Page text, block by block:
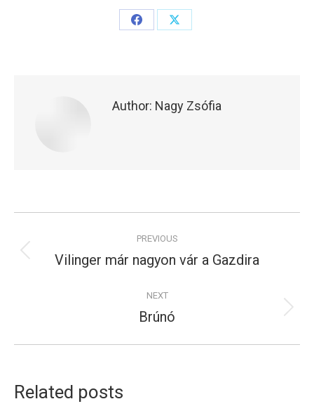
Share
Share
Author: Nagy Zsófia
navigation
PREVIOUS
Previous
Vilinger már nagyon vár a Gazdira
NEXT
Next
Brúnó
Related posts